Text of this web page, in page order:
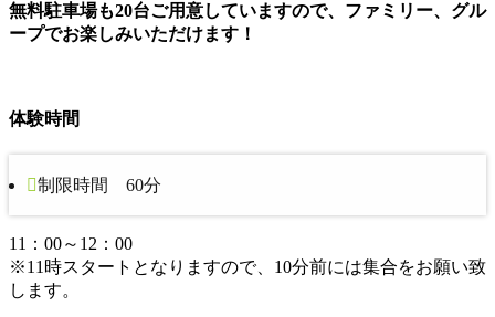
無料駐車場も20台ご用意していますので、ファミリー、グル
ープでお楽しみいただけます！
体験時間
制限時間 60分
11：00～12：00
※11時スタートとなりますので、10分前には集合をお願い致
します。